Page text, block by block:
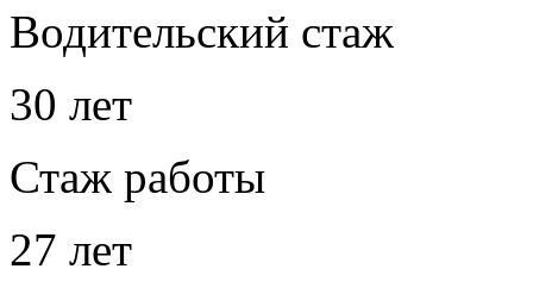
Водительский стаж
30 лет
Стаж работы
27 лет